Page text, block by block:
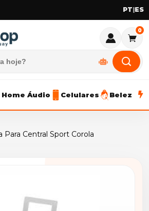
|
0
Home Áudio Celulares Beleza
Central Sport Corola